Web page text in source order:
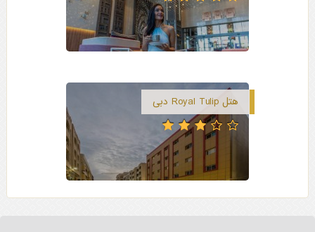
هتل Royal Tulip دبی